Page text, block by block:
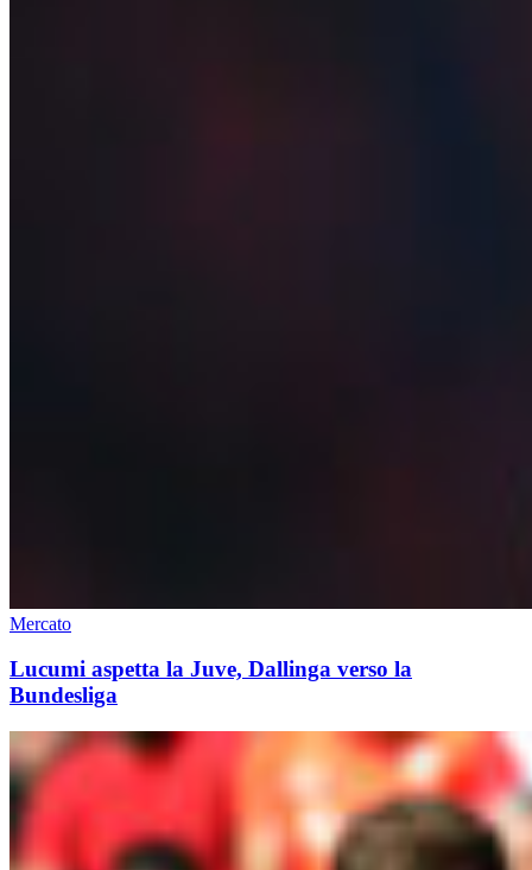
Mercato
Lucumi aspetta la Juve, Dallinga verso la
Bundesliga